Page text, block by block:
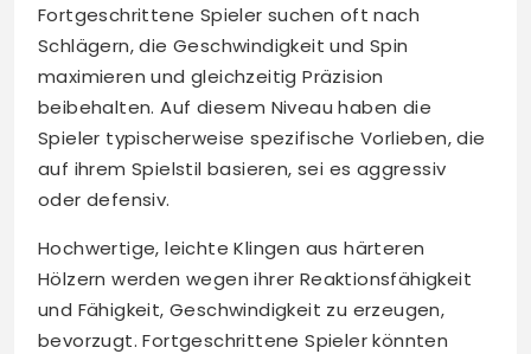
Fortgeschrittene Spieler suchen oft nach
Schlägern, die Geschwindigkeit und Spin
maximieren und gleichzeitig Präzision
beibehalten. Auf diesem Niveau haben die
Spieler typischerweise spezifische Vorlieben, die
auf ihrem Spielstil basieren, sei es aggressiv
oder defensiv.
Hochwertige, leichte Klingen aus härteren
Hölzern werden wegen ihrer Reaktionsfähigkeit
und Fähigkeit, Geschwindigkeit zu erzeugen,
bevorzugt. Fortgeschrittene Spieler könnten